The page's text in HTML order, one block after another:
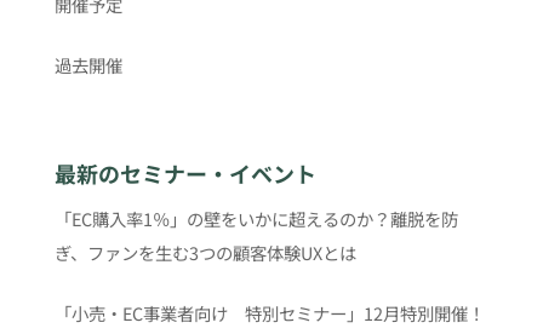
過去開催
最新のセミナー・イベント
「EC購入率1％」の壁をいかに超えるのか？離脱を防
ぎ、ファンを生む3つの顧客体験UXとは
「小売・EC事業者向け 特別セミナー」12月特別開催！